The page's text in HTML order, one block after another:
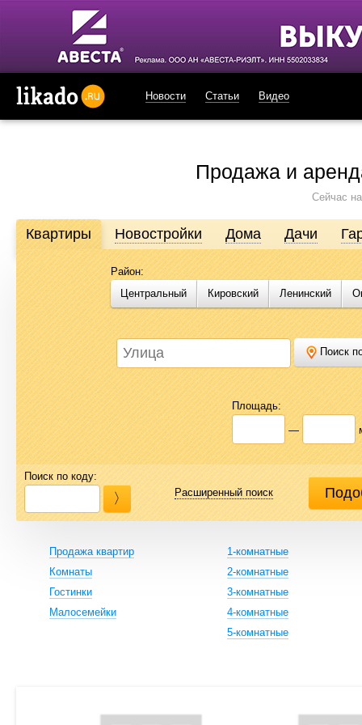
Новости Статьи Видео
Продажа и
Сейчас
Продажа и аренда недвижимости в Омске
Likado.ru – сайт актуальных и достоверных объявлений по
или купить квартиру, найти землю под строительство,
Likado.ru, чтобы сэкономить время и силы в поисках нужного
Квартиры Новостройки Дома Дачи
Район:
Центральный
Кировский Ленинский
Поиск
Площадь:
—
Поиск по коду:
Расширенный поиск
Продажа квартир
Комнаты
Гостинки
Малосемейки
1-комнатные
2-комнатные
3-комнатные
4-комнатные
5-комнатные